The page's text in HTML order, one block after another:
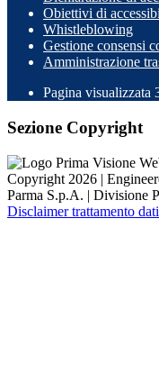
Obiettivi di
Whistleblowing
Gestione consensi
Amministrazione
Pagina visualizzata
Sezione Copyright
Copyright 2026 |
Parma S.p.A. | Divisione
Disclaimer trattamento